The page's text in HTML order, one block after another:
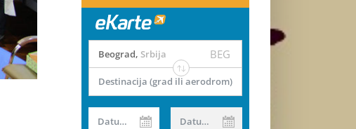
Beograd, Srbija BEG
Destinacija (grad ili aerodrom)
Datum od Datum do